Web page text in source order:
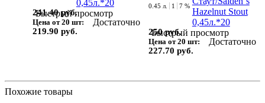
Быстрый просмотр
241.40 руб.
Цена от 20 шт:
219.90 руб.
Достаточно
Быстрый просмотр
0.45 л. 1 7 %
250 руб.
Цена от 20 шт:
227.70 руб.
Достаточно
Похожие товары